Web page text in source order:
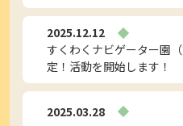
ロゴのダウンロード
文字サイズ
2025.12.12
すくわくナビゲーター園
定！活動を開始します！
2025.03.28